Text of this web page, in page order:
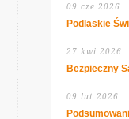
09 cze 2026
Podlaskie
27 kwi 2026
Bezpieczny
09 lut 2026